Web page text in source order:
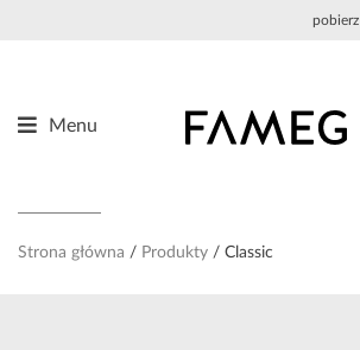
pobierz
Menu
O nas
Projektanci
Strona główna Produkty Classic